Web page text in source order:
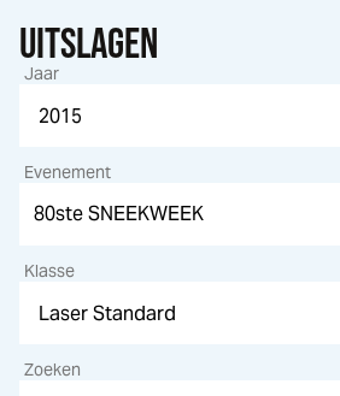
UITSLAGEN
Jaar
Evenement
Klasse
Zoeken